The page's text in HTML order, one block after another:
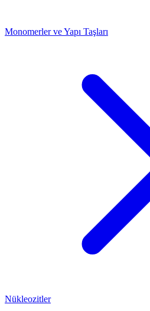
Monomerler ve Yapı Taşları
Nükleozitler